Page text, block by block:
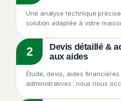
Une analyse technique
solution adaptée à votre
2
Devis détaillé &
aux aides
Étude, devis, aides
administratives : nous nous